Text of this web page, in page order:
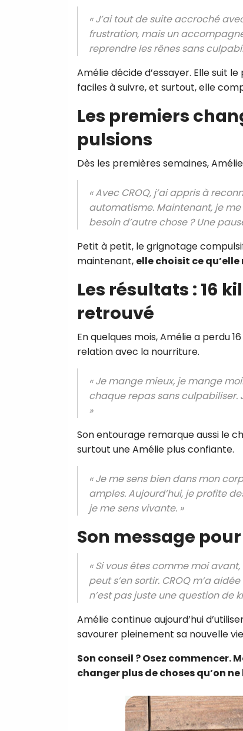
« J’ai tout de suite accroché
frustration, mais un
reprendre les rênes sans
Amélie décide d’essayer. Elle suit
faciles à suivre, et surtout, elle
Les premiers
pulsions
Dès les premières semaines,
« Avec CROQ, j’ai appris à
automatisme. Maintenant, je
besoin d’autre chose ? Une
Petit à petit, le grignotage
maintenant, elle choisit ce
Les résultats : 16
retrouvé
En quelques mois, Amélie a perdu
relation avec la nourriture.
« Je mange mieux, je mange
chaque repas sans culpabiliser.
»
Son entourage remarque aussi le
surtout une Amélie plus confiante.
« Je me sens bien dans mon
amples. Aujourd’hui, je profite
je me sens vivante. »
Son message
« Si vous êtes comme moi
peut s’en sortir. CROQ m’a
n’est pas juste une question de
Amélie continue aujourd’hui
savourer pleinement sa nouvelle
Son conseil ? Osez commencer.
changer plus de choses qu’on